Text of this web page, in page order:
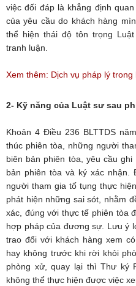
việc đối đáp là khẳng định
của yêu cầu do khách hàng
thể hiện thái độ tôn trọng
tranh luận.
Xem thêm: Dịch vụ pháp lý
2- Kỹ năng của Luật sư sau
Khoản 4 Điều 236 BLTTDS
thúc phiên tòa, những người
biên bản phiên tòa, yêu cầu
bản phiên tòa và ký xác nhận.
người tham gia tố tụng thực
phát hiện những sai sót, nhằm
xác, đúng với thực tế phiên tòa
hợp pháp của đương sự. Lưu ý
trao đổi với khách hàng xem
hay không trước khi rời khỏi
phòng xử, quay lại thì Thư ký
không thể thực hiện được việc